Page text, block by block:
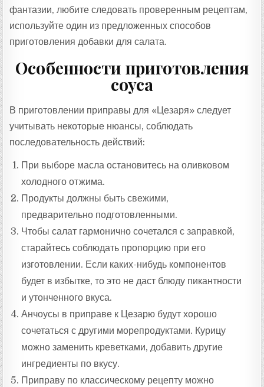
фантазии, любите следовать проверенным рецептам,
используйте один из предложенных способов
приготовления добавки для салата.
Особенности приготовления
соуса
В приготовлении приправы для «Цезаря» следует
учитывать некоторые нюансы, соблюдать
последовательность действий:
При выборе масла остановитесь на оливковом
холодного отжима.
Продукты должны быть свежими,
предварительно подготовленными.
Чтобы салат гармонично сочетался с заправкой,
старайтесь соблюдать пропорцию при его
изготовлении. Если каких-нибудь компонентов
будет в избытке, то это не даст блюду пикантности
и утонченного вкуса.
Анчоусы в приправе к Цезарю будут хорошо
сочетаться с другими морепродуктами. Курицу
можно заменить креветками, добавить другие
ингредиенты по вкусу.
Приправу по классическому рецепту можно